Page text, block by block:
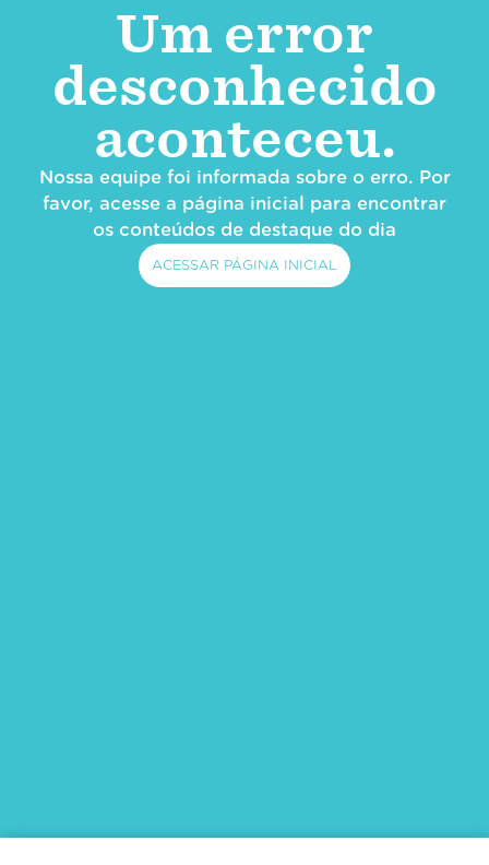
Um error
desconhecido
aconteceu.
Nossa equipe foi informada sobre o erro. Por
favor, acesse a página inicial para encontrar
os conteúdos de destaque do dia
ACESSAR PÁGINA INICIAL